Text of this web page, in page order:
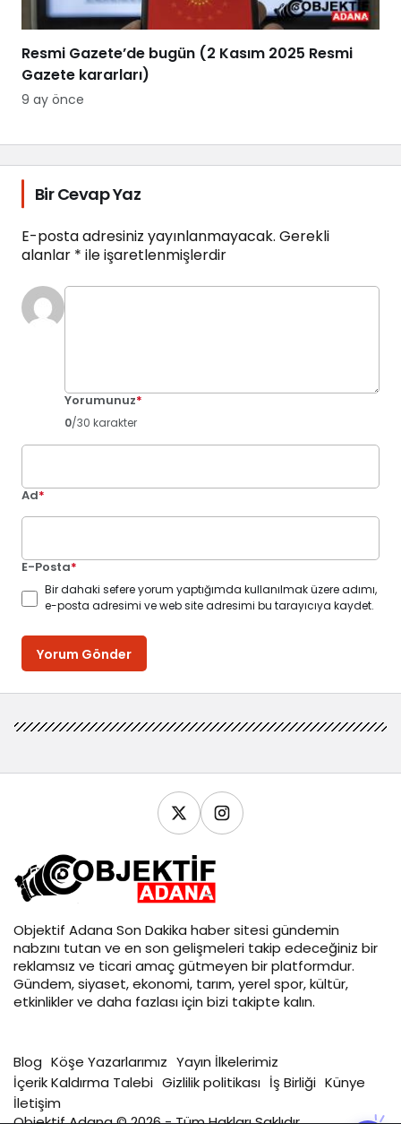
Resmi Gazete’de bugün (2 Kasım 2025 Resmi
Gazete kararları)
9 ay önce
Bir Cevap Yaz
E-posta adresiniz yayınlanmayacak. Gerekli
alanlar * ile işaretlenmişlerdir
Yorumunuz*
0/30 karakter
Ad*
E-Posta*
Bir dahaki sefere yorum yaptığımda kullanılmak üzere adımı,
e-posta adresimi ve web site adresimi bu tarayıcıya kaydet.
Yorum Gönder
Objektif Adana Son Dakika haber sitesi gündemin
nabzını tutan ve en son gelişmeleri takip edeceğiniz bir
reklamsız ve ticari amaç gütmeyen bir platformdur.
Gündem, siyaset, ekonomi, tarım, yerel spor, kültür,
etkinlikler ve daha fazlası için bizi takipte kalın.
Blog Köşe Yazarlarımız Yayın İlkelerimiz
İçerik Kaldırma Talebi Gizlilik politikası İş Birliği Künye
İletişim